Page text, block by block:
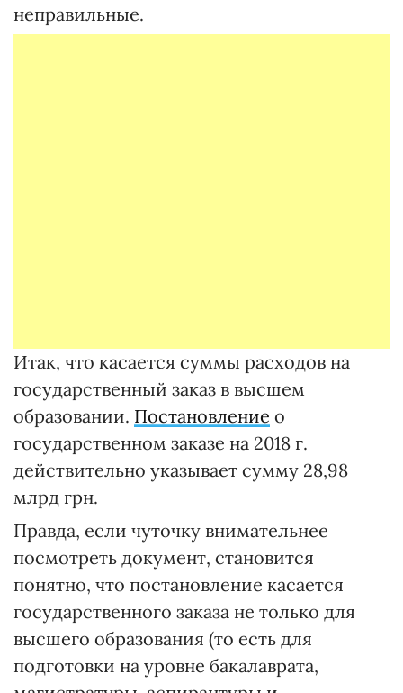
неправильные.
Итак, что касается суммы расходов на
государственный заказ в высшем
образовании. Постановление о
государственном заказе на 2018 г.
действительно указывает сумму 28,98
млрд грн.
Правда, если чуточку внимательнее
посмотреть документ, становится
понятно, что постановление касается
государственного заказа не только для
высшего образования (то есть для
подготовки на уровне бакалаврата,